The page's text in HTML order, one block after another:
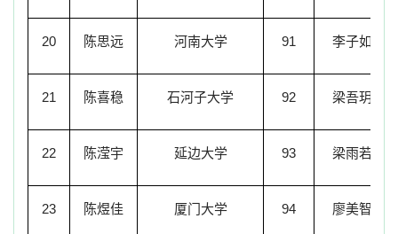
20 陈思远 河南大学 91 李子如
21 陈喜稳 石河子大学 92 梁吾玥
22 陈滢宇 延边大学 93 梁雨若
23 陈煜佳 厦门大学 94 廖美智